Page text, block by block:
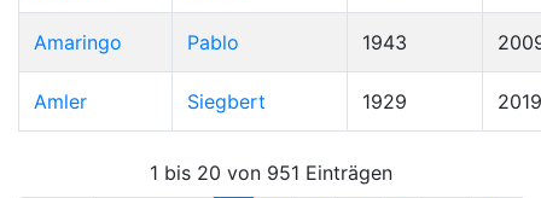
Amaringo Pablo 1943
Amler Siegbert 1929 2019
1 bis 20 von 951 Einträgen